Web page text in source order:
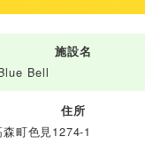
施設名
Bell
住所
町色見1274-1